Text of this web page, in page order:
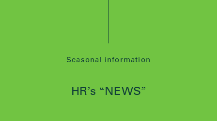
Seasonal information
HR’s “NEWS”